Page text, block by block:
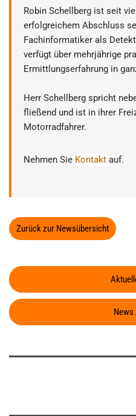
Robin Schellberg ist seit
erfolgreichem Abschluss
Fachinformatiker als
verfügt über mehrjährige
Ermittlungserfahrung in
Herr Schellberg spricht
fließend und ist in ihrer
Motorradfahrer.
Nehmen Sie Kontakt auf.
Zurück zur Newsübersicht
News